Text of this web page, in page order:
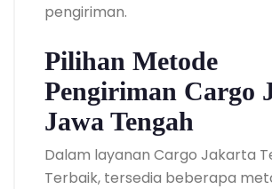
pengiriman.
Pilihan Metode
Pengiriman Cargo
Jawa Tengah
Dalam layanan Cargo Jakarta
Terbaik, tersedia beberapa